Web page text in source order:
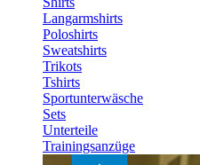
Langarmshirts
Poloshirts
Sweatshirts
Trikots
Tshirts
Sportunterwäsche
Sets
Unterteile
Trainingsanzüge